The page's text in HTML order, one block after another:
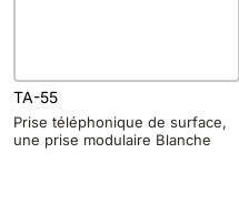
TA-55
Prise téléphonique de surface,
une prise modulaire Blanche